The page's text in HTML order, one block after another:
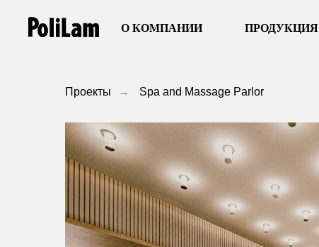
О КОМПАНИИ ПРОДУКЦИЯ
Проекты → Spa and Massage Parlor